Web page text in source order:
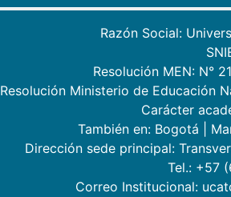
Razón Social:
Resolución MEN: N°
Resolución Ministerio de Educación
Carácter
También en: Bogotá
Dirección sede principal:
Tel.: +57
Correo Institucional: